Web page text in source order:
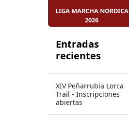
LIGA MARCHA NORDICA
2026
Entradas
recientes
XIV Peñarrubia Lorca
Trail - Inscripciones
abiertas